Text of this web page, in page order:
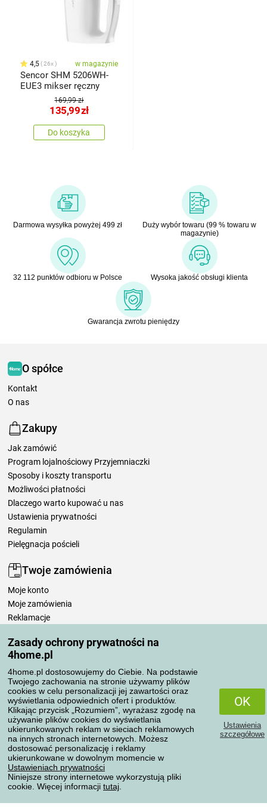
Zasady ochrony prywatności na
4home.pl
4home.pl dostosowujemy do Ciebie. Na podstawie
Twojego zachowania na stronie używamy plików
cookies w celu personalizacji jej zawartości oraz
wyświetlania odpowiednich ofert i produktów.
Klikając przycisk „Rozumiem”, wyrażasz zgodę na
używanie plików cookies do wyświetlania
ukierunkowanych reklam w sieciach reklamowych
na innych stronach internetowych. Możesz
dostosować personalizację i reklamy
ukierunkowane w dowolnym momencie w
Ustawieniach prywatności
Niniejsze strony internetowe wykorzystują pliki
cookie. Więcej informacji tutaj
OK
Ustawienia
szczegółowe
4,5 26x w magazynie
Sencor SHM 5206WH-
EUE3 mikser ręczny
169,99 zł
135,99zł
Do koszyka
Darmowa wysyłka powyżej 499 zł
Duży wybór towaru (99 % towaru w
magazynie)
32 112 punktów odbioru w Polsce Wysoka jakość obsługi klienta
Gwarancja zwrotu pieniędzy
O spółce
Kontakt
O nas
Zakupy
Jak zamówić
Program lojalnościowy Przyjemniaczki
Sposoby i koszty transportu
Możliwości płatności
Dlaczego warto kupować u nas
Ustawienia prywatności
Regulamin
Pielęgnacja pościeli
Twoje zamówienia
Moje konto
Moje zamówienia
Reklamacje
Zasady przetwarzania recenzji
Sposoby transportu
Metody płatności
Niezawodny sklep